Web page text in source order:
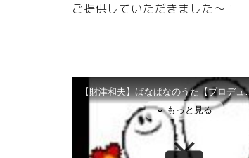
ご提供していただきました～！